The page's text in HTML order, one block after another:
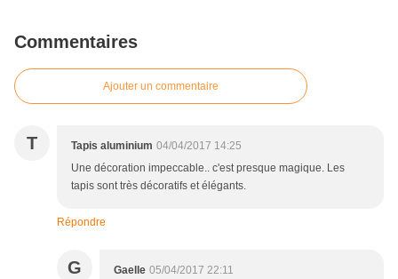
Commentaires
Ajouter un commentaire
T Tapis aluminium 04/04/2017 14:25
Une décoration impeccable.. c'est presque magique. Les
tapis sont très décoratifs et élégants.
Répondre
G Gaelle 05/04/2017 22:11